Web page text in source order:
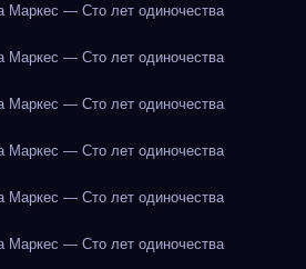
Маркес — Сто лет одиночества
Маркес — Сто лет одиночества
Маркес — Сто лет одиночества
Маркес — Сто лет одиночества
Маркес — Сто лет одиночества
Маркес — Сто лет одиночества